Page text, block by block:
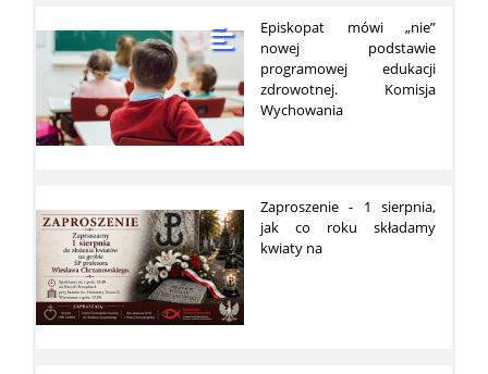
Episkopat mówi „nie”
nowej podstawie
programowej edukacji
zdrowotnej. Komisja
Wychowania
Zaproszenie - 1 sierpnia,
jak co roku składamy
kwiaty na